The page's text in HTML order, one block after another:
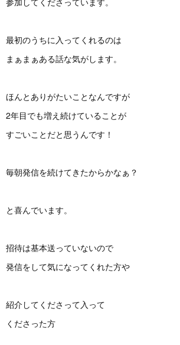
最初のうちに入ってくれるのは
まぁまぁある話な気がします。
ほんとありがたいことなんですが
2年目でも増え続けていることが
すごいことだと思うんです！
毎朝発信を続けてきたからかなぁ？
と喜んでいます。
招待は基本送っていないので
発信をして気になってくれた方や
紹介してくださって入って
くださった方